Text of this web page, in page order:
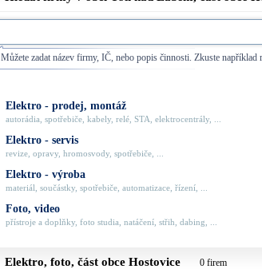
Můžete zadat název firmy, IČ, nebo popis činnosti. Zkuste například
Elektro - prodej, montáž
autorádia, spotřebiče, kabely, relé, STA, elektrocentrály, ...
Elektro - servis
revize, opravy, hromosvody, spotřebiče, ...
Elektro - výroba
materiál, součástky, spotřebiče, automatizace, řízení, ...
Foto, video
přístroje a doplňky, foto studia, natáčení, střih, dabing, ...
Elektro, foto, část obce Hostovice 0 firem